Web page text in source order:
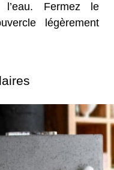
l’eau. Fermez le
légèrement